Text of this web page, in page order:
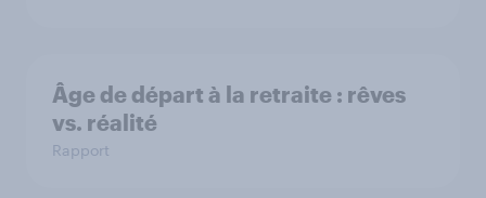
Âge de départ à la retraite : rêves
vs. réalité
Rapport